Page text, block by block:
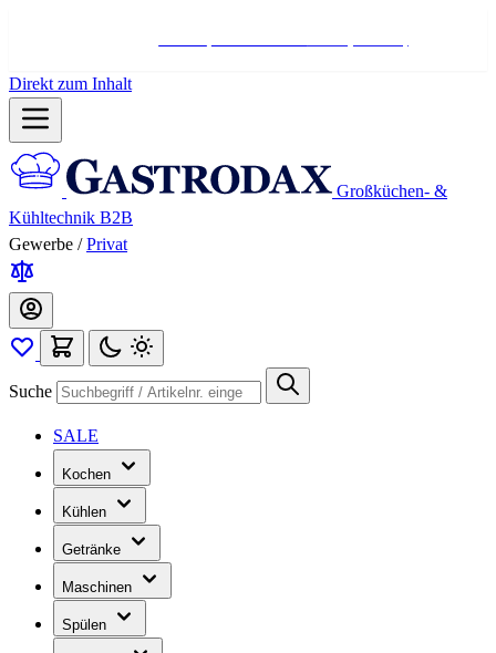
Direkt zum Inhalt
Großküchen- &
Kühltechnik B2B
Gewerbe / Privat
Suche
SALE
Kochen
Kühlen
Getränke
Maschinen
Spülen